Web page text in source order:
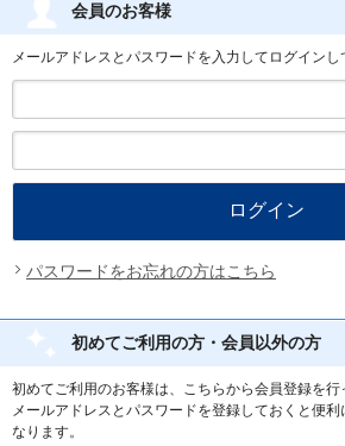
会員のお客様
メールアドレスとパスワードを入力してログインし
パスワードをお忘れの方はこちら
初めてご利用の方・会員以外の方
初めてご利用のお客様は、こちらから会員登録を行
メールアドレスとパスワードを登録しておくと便
なります。